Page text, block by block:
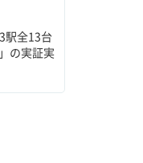
駅全13台
の実証実